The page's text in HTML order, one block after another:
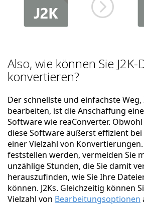
Also, wie können Sie J2K-
konvertieren?
Der schnellste und einfachste
bearbeiten, ist die Anschaffung
Software wie reaConverter.
diese Software äußerst effizient
einer Vielzahl von Konvertierungen.
feststellen werden, vermeiden Sie
unzählige Stunden, die Sie damit
herauszufinden, wie Sie Ihre
können. J2Ks. Gleichzeitig können
Vielzahl von Bearbeitungsoptionen